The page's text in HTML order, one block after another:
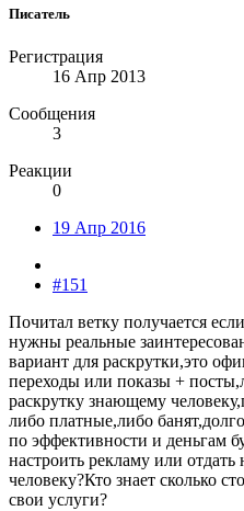
Писатель
Регистрация
16 Апр 2013
Сообщения
3
Реакции
0
19 Апр 2016
#151
Почитал ветку получается
нужны реальные
вариант для раскрутки,это
переходы или показы +
раскрутку знающему
либо платные,либо
по эффективности и деньгам
настроить рекламу или
человеку?Кто знает сколько
свои услуги?